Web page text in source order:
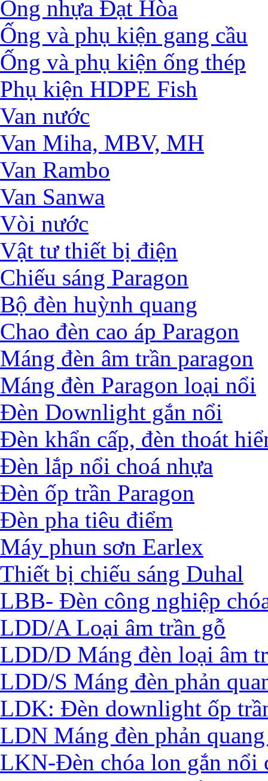
Ống nhựa Đạt Hòa
Ống và phụ kiện gang cầu
Ống và phụ kiện ống thép
Phụ kiện HDPE Fish
Van nước
Van Miha, MBV, MH
Van Rambo
Van Sanwa
Vòi nước
Vật tư thiết bị điện
Chiếu sáng Paragon
Bộ đèn huỳnh quang
Chao đèn cao áp Paragon
Máng đèn âm trần paragon
Máng đèn Paragon loại nổi
Đèn Downlight gắn nổi
Đèn khẩn cấp, đèn thoát
Đèn lắp nổi choá nhựa
Đèn ốp trần Paragon
Đèn pha tiêu điểm
Máy phun sơn Earlex
Thiết bị chiếu sáng Duhal
LBB- Đèn công nghiệp
LDD/A Loại âm trần gỗ
LDD/D Máng đèn loại âm
LDD/S Máng đèn phản
LDK: Đèn downlight ốp
LDN Máng đèn phản
LKN-Đèn chóa lon gắn nổi